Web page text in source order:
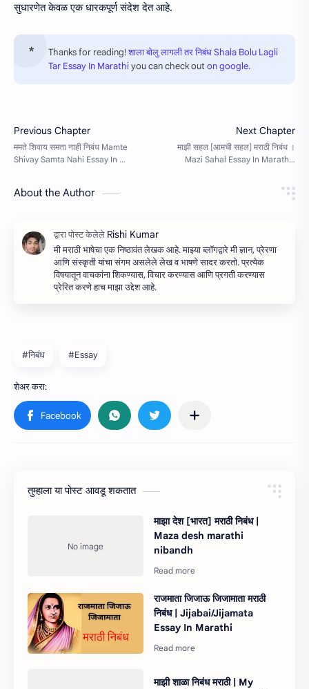
सुधारणेत केवळ एक धारकपूर्ण संदेश देत आहे.
Thanks for reading!शाला बोलु लागली तर निबंध Shala Bolu Lagli
Tar Essay In Marathiyou can check outon google.
About the Author
मी मराठी भाषेचा एक निष्ठावंत लेखक आहे. माझ्या ब्लॉगद्वारे मी ज्ञान, प्रेरणा
आणि संस्कृती यांचा संगम असलेले लेख व भाषणे सादर करतो. प्रत्येक
विषयातून वाचकांना शिकण्यास, विचार करण्यास आणि प्रगती करण्यास
प्रेरित करणे हाच माझा उद्देश आहे.
#निबंध #Essay
तुम्‍हाला या पोस्‍ट आवडू शकतात
माझा देश [भारत] मराठी निबंध |
Maza desh marathi
nibandh
राजमाता जिजाऊ जिजामाता मराठी
निबंध | Jijabai/Jijamata
Essay In Marathi
माझी शाळा निबंध मराठी | My